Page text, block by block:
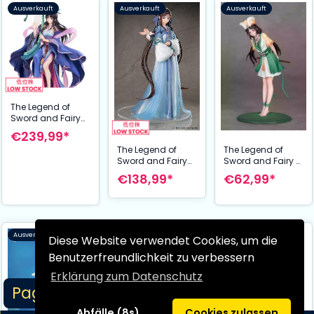
Diese Website verwendet Cookies, um die
Benutzerfreundlichkeit zu verbessern
Erklärung zum Datenschutz
Page 1/1
Ausverkauft
The Legend of
Sword and Fairy
Statue 1/7 Liu
Mengli: Weaving
€239,99*
Ausverkauft
The Legend of
Sword and Fairy
Statue Zhao Ling-
Er "Shi Hua Ji" Xian
€138,99*
Ausverkauft
The Legend of
Sword and Fairy A
´nu Gift + Figur 1/10
Gentle tapping on
17 cm
€62,99*
Ausverkauft